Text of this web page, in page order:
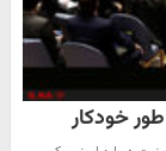
خودکار